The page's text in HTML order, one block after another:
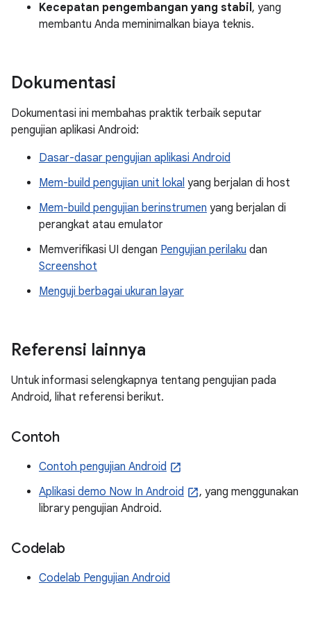
Kecepatan pengembangan yang stabil, yang
membantu Anda meminimalkan biaya teknis.
Dokumentasi
Dokumentasi ini membahas praktik terbaik seputar
pengujian aplikasi Android:
Dasar-dasar pengujian aplikasi Android
Mem-build pengujian unit lokal yang berjalan di host
Mem-build pengujian berinstrumen yang berjalan di
perangkat atau emulator
Memverifikasi UI dengan Pengujian perilaku dan
Screenshot
Menguji berbagai ukuran layar
Referensi lainnya
Untuk informasi selengkapnya tentang pengujian pada
Android, lihat referensi berikut.
Contoh
Contoh pengujian Android
Aplikasi demo Now In Android
, yang menggunakan
library pengujian Android.
Codelab
Codelab Pengujian Android